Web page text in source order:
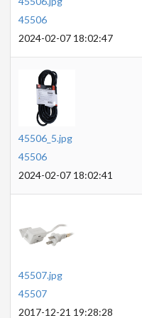
45506
2024-02-07 18:02:47
45506_5.jpg
45506
2024-02-07 18:02:41
45507.jpg
45507
2017-12-21 19:28:28